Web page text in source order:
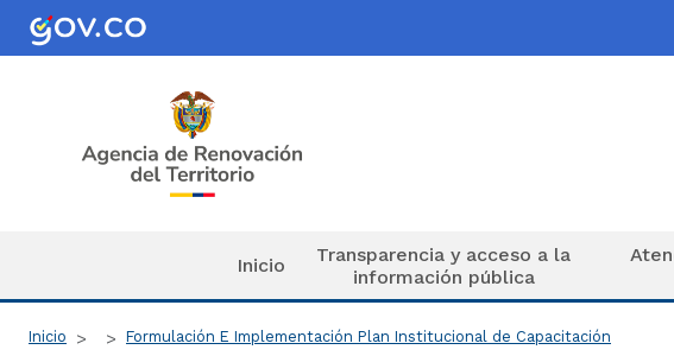
Pasar al contenido principal
Navegación principal
Inicio
Transparencia y acceso a la
información pública
Ruta de navegación
Inicio Formulación E Implementación Plan Institucional de Capacitación